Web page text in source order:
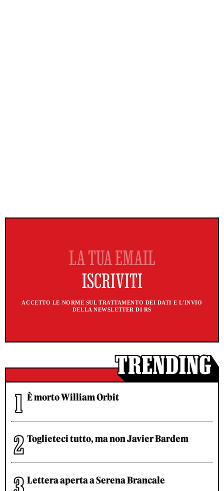
ACCETTO LE NORME SUL TRATTAMENTO DEI DATI E L'INVIO
DELLA NEWSLETTER DI RS
È morto William Orbit
Toglieteci tutto, ma non Javier Bardem
Lettera aperta a Serena Brancale